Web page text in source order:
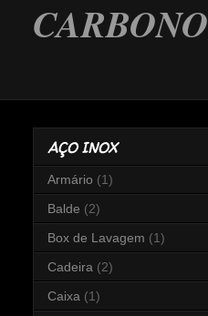
CARBONO
AÇO INOX
Armário (1)
Balde (2)
Box de Lavagem (1)
Cadeira (2)
Caixa (1)